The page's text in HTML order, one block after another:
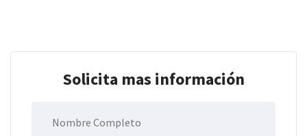
Solicita mas información